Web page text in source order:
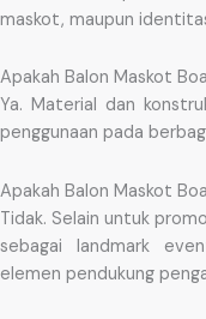
maskot, maupun
Apakah Balon Maskot
Ya. Material dan
penggunaan pada
Apakah Balon Maskot
Tidak. Selain untuk
sebagai landmark
elemen pendukung